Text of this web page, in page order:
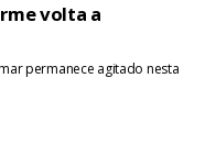
volta a
permanece agitado nesta